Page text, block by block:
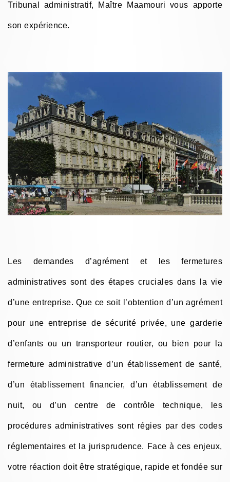
Tribunal administratif, Maître Maamouri vous apporte
son expérience.
Les demandes d’agrément et les fermetures
administratives sont des étapes cruciales dans la vie
d’une entreprise. Que ce soit l’obtention d’un agrément
pour une entreprise de sécurité privée, une garderie
d’enfants ou un transporteur routier, ou bien pour la
fermeture administrative d’un établissement de santé,
d’un établissement financier, d’un établissement de
nuit, ou d’un centre de contrôle technique, les
procédures administratives sont régies par des codes
réglementaires et la jurisprudence. Face à ces enjeux,
votre réaction doit être stratégique, rapide et fondée sur